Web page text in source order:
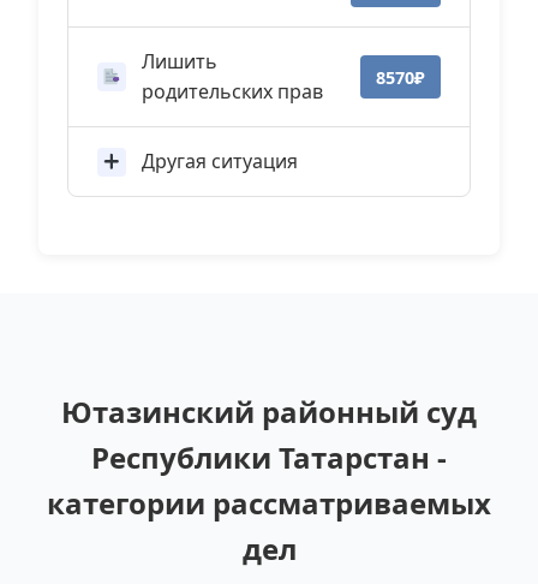
Лишить
родительских прав
8570₽
Другая ситуация
Ютазинский районный суд
Республики Татарстан -
категории рассматриваемых
дел